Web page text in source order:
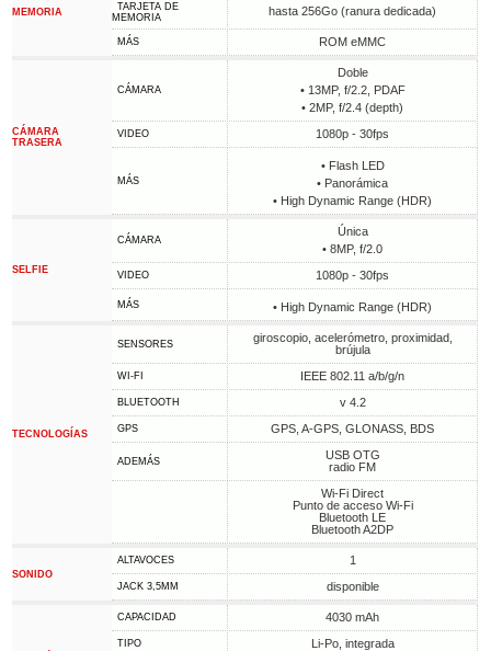
MEMORIA
TARJETA DE
MEMORIA
hasta 256Go (ranura dedicada)
MÁS ROM eMMC
CÁMARA
TRASERA
CÁMARA
Doble
• 13MP, f/2.2, PDAF
• 2MP, f/2.4 (depth)
VIDEO 1080p - 30fps
MÁS
• Flash LED
• Panorámica
• High Dynamic Range (HDR)
SELFIE
CÁMARA
Única
• 8MP, f/2.0
VIDEO 1080p - 30fps
MÁS • High Dynamic Range (HDR)
TECNOLOGÍAS
SENSORES
giroscopio, acelerómetro, proximidad,
brújula
WI-FI IEEE 802.11 a/b/g/n
BLUETOOTH v 4.2
GPS GPS, A-GPS, GLONASS, BDS
ADEMÁS
USB OTG
radio FM
Wi-Fi Direct
Punto de acceso Wi-Fi
Bluetooth LE
Bluetooth A2DP
SONIDO
ALTAVOCES 1
JACK 3,5MM disponible
CAPACIDAD 4030 mAh
TIPO Li-Po, integrada